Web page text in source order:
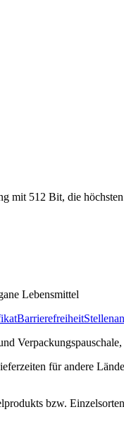
mit 512 Bit, die
Lebensmittel
Barrierefreiheit
für andere
bzw.